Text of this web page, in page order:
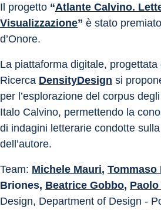
Il progetto “Atlante Calvino.
Visualizzazione” è stato
d’Onore.
La piattaforma digitale,
Ricerca DensityDesign si
per l’esplorazione del corpus
Italo Calvino, permettendo la
di indagini letterarie condotte
dell’autore.
Team: Michele Mauri, Tommaso
Briones, Beatrice Gobbo,
Design, Department of Design -